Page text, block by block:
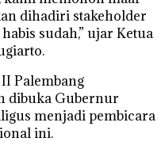
dihadiri stakeholder
sudah,” ujar Ketua
Palembang
dibuka Gubernur
menjadi pembicara
ini.